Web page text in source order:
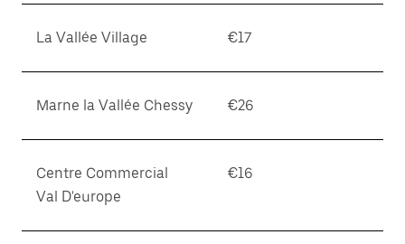
La Vallée Village €17
Marne la Vallée Chessy €26
Centre Commercial
Val D'europe
€16